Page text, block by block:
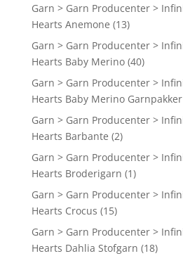
Garn > Garn Producenter >
Hearts Anemone (13)
Garn > Garn Producenter >
Hearts Baby Merino (40)
Garn > Garn Producenter >
Hearts Baby Merino
Garn > Garn Producenter >
Hearts Barbante (2)
Garn > Garn Producenter >
Hearts Broderigarn (1)
Garn > Garn Producenter >
Hearts Crocus (15)
Garn > Garn Producenter >
Hearts Dahlia Stofgarn (18)